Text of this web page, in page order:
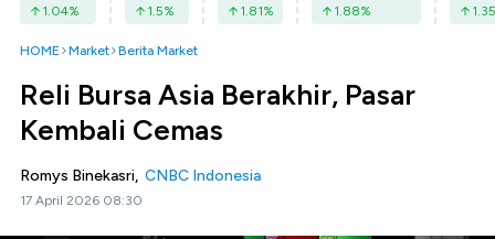
1.04% 1.5% 1.81% 1.88% 1.35
HOME Market Berita Market
Reli Bursa Asia Berakhir, Pasar
Kembali Cemas
Romys Binekasri, CNBC Indonesia
17 April 2026 08:30